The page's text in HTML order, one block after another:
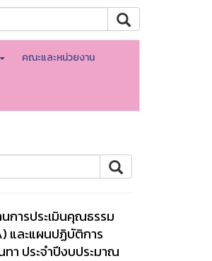
คณะและหน่วยงาน
การประเมินคุณธรรม
และแผนปฏิบัติการ
า ประจำปีงบประมาณ